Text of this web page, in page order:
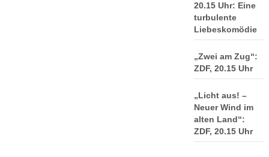
20.15 Uhr: Eine
turbulente
Liebeskomödie
„Zwei am Zug“:
ZDF, 20.15 Uhr
„Licht aus! –
Neuer Wind im
alten Land“:
ZDF, 20.15 Uhr